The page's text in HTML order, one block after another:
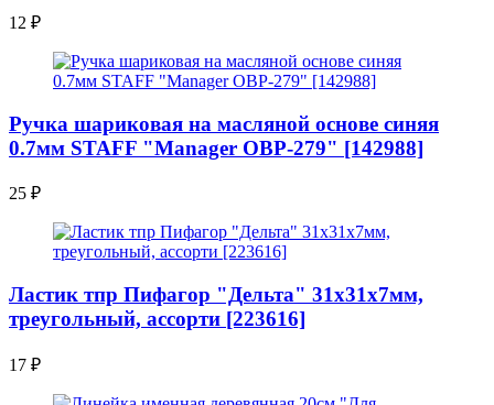
12 ₽
Ручка шариковая на масляной основе синяя
0.7мм STAFF "Manager OBP-279" [142988]
25 ₽
Ластик тпр Пифагор "Дельта" 31х31х7мм,
треугольный, ассорти [223616]
17 ₽